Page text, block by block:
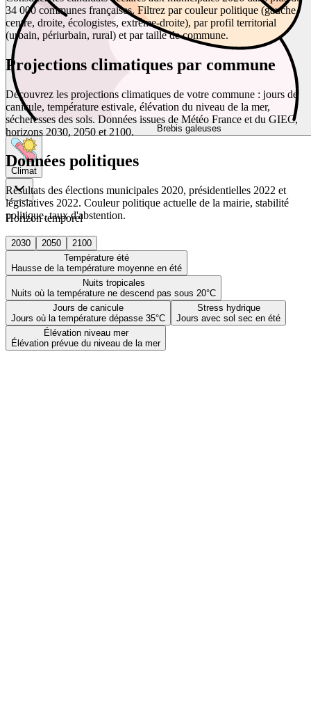
Brebis galeuses
Climat
Horizon temporel
2030 2050
2100
Température été
Hausse de la température moyenne en été
Nuits tropicales
Nuits où la température ne descend pas sous 20°C
Jours de canicule
Jours où la température dépasse 35°C
Stress hydrique
Jours avec sol sec en été
Élévation niveau mer
Élévation prévue du niveau de la mer
34 000 communes françaises. Filtrez par couleur politique (gauche,
centre, droite, écologistes, extrême-droite), par profil territorial
(urbain, périurbain, rural) et par taille de commune.
Projections climatiques par commune
Découvrez les projections climatiques de votre commune : jours de
canicule, température estivale, élévation du niveau de la mer,
sécheresses des sols. Données issues de Météo France et du GIEC,
horizons 2030, 2050 et 2100.
Données politiques
Résultats des élections municipales 2020, présidentielles 2022 et
législatives 2022. Couleur politique actuelle de la mairie, stabilité
politique, taux d'abstention.